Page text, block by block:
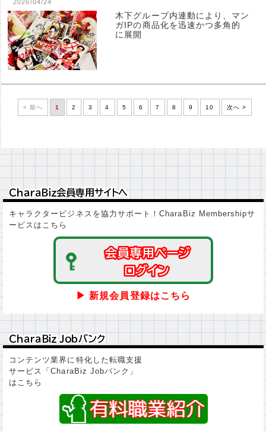
2026/04/24
木下グループ内連動により、マン
ガIPの商品化を迅速かつ多角的
に展開
< 前へ 1 2 3 4 5 6 7 8 9 10 次へ >
ＣｈａｒａＢｉｚ会員専用サイトへ
ＣｈａｒａＢｉｚ会員専用サイトへ
キャラクタービジネスを協力サポート！CharaBiz Membershipサ
ービスはこちら
会員専用ページ
会員専用ページ
ログイン
ログイン
▶ 新規会員登録はこちら
ＣｈａｒａＢｉｚ Ｊｏｂバンク
ＣｈａｒａＢｉｚ Ｊｏｂバンク
コンテンツ業界に特化した転職支援
サービス「CharaBiz Jobバンク」
はこちら